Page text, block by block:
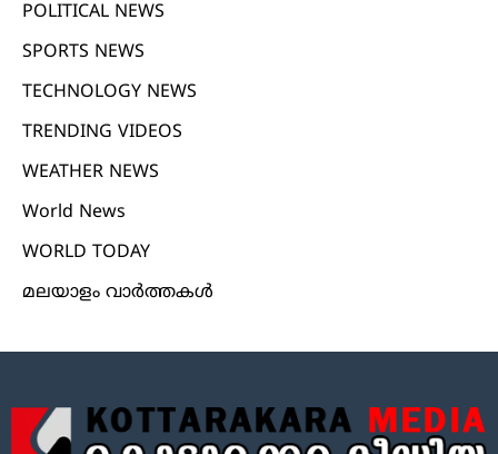
POLITICAL NEWS
SPORTS NEWS
TECHNOLOGY NEWS
TRENDING VIDEOS
WEATHER NEWS
World News
WORLD TODAY
മലയാളം വാർത്തകൾ